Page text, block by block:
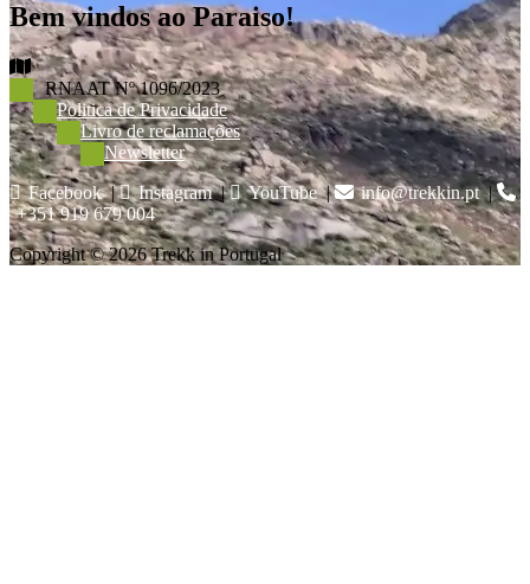
Bem vindos ao Paraiso!
RNAAT Nº 1096/2023
Politica de Privacidade
Livro de reclamações
Newsletter
Facebook| Instagram| YouTube| info@trekkin.pt|
+351 919 679 004
Copyright © 2026 Trekk in Portugal